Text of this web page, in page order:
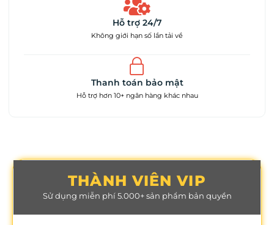
Hỗ trợ 24/7
Không giới hạn số lần tải về
Thanh toán bảo mật
Hỗ trợ hơn 10+ ngân hàng khác nhau
THÀNH VIÊN VIP
Sử dụng miễn phí 5.000+ sản phẩm bản quyền